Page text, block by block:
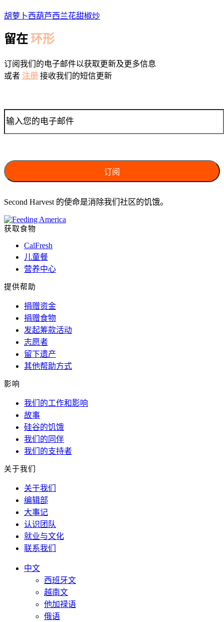
胡萝卜西葫芦西兰花甜椒炒
留在 环形
订阅我们的电子邮件以获取更新及更多信息
或者 注册 接收我们的短信更新
Second Harvest 的使命是消除我们社区的饥饿。
获取食物
CalFresh
儿童餐
营养中心
提供帮助
捐赠资金
捐赠食物
发起筹款活动
志愿者
留下遗产
其他帮助方式
影响
我们的工作和影响
故事
硅谷的饥饿
我们的同伴
我们的支持者
关于我们
关于我们
编辑部
大事记
认识团队
就业与文化
联系我们
中文
西班牙文
越南文
他加禄语
俄语